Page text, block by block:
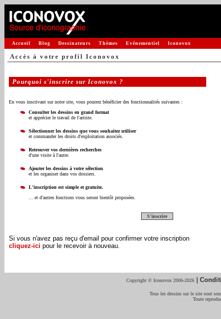
Accueil Blog Dessinateurs Thèmes Evénementiel Iconovox
Accès à votre profil Iconovox
Pourquoi s'inscrire sur Iconovox ?
En vous inscrivant sur notre site, vous pourrez bénéficier des fonctionnalités suivantes :
Consulter les dessins en grand format
et apprécier le travail de l'artiste.
Sélectionner les dessins que vous souhaitez utiliser
et commander les droits d'exploitation associés.
Retrouver vos dernières recherches
d'une visite à l'autre.
Ajouter les dessins à votre sélection
et les organiser dans vos dossiers.
L'inscription est simple et gratuite.
... et d'autres fonctions vous seront bientôt proposées.
S'inscrire
Si vous n'avez pas reçu d'email pour confirmer votre inscription
cliquez-ici pour le recevoir à nouveau.
Copyright © Iconovox 2006-2026 |
Tous les dessins sur le site sont
Toute